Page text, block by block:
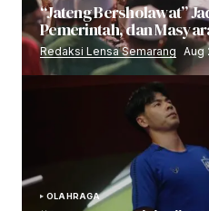
“Jateng Bersholawat”
Pemerintah, dan
Redaksi Lensa Semarang Aug
OLAHRAGA